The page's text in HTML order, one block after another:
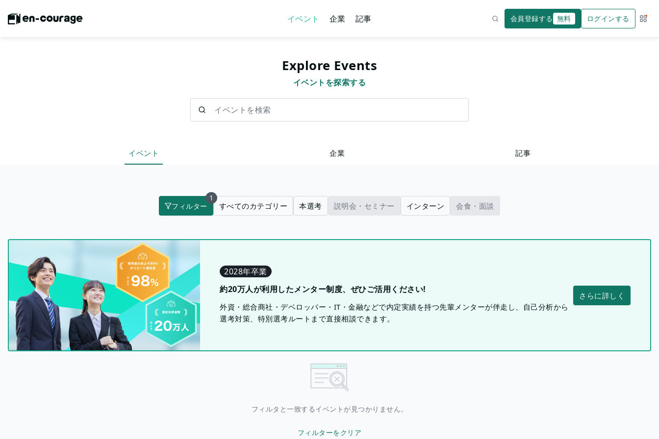
イベント 企業 記事 会員登録する 無料 ログインする サー
Explore Events
イベントを探索する
イベント 企業 記事
フィルター
1
すべてのカテゴリー 本選考 説明会・セミナー インターン 会食・面談
2028年卒業
約20万人が利用したメンター制度、ぜひご活用ください!
外資・総合商社・デベロッパー・IT・金融などで内定実績を持つ先輩メンターが伴走し、自己分析から
選考対策、特別選考ルートまで直接相談できます。
さらに詳しく
フィルタと一致するイベントが見つかりません。
フィルターをクリア